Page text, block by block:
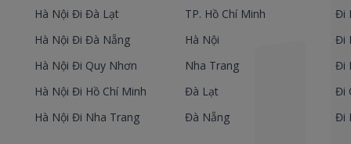
Hà Nội Đi Đà Lạt
Hà Nội Đi Đà Nẵng
Hà Nội Đi Quy Nhơn
Hà Nội Đi Hồ Chí Minh
Hà Nội Đi Nha Trang
TP. Hồ Chí Minh
Hà Nội
Nha Trang
Đà Lạt
Đà Nẵng
Đi
Đi
Đi
Đi
Đi